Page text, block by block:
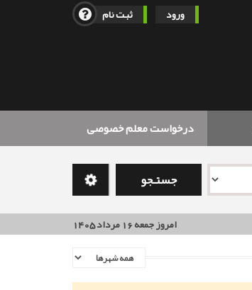
ورود ثبت نام
درخواست معلم خصوصی
جستـجو
امروز جمعه 16 مرداد 1405